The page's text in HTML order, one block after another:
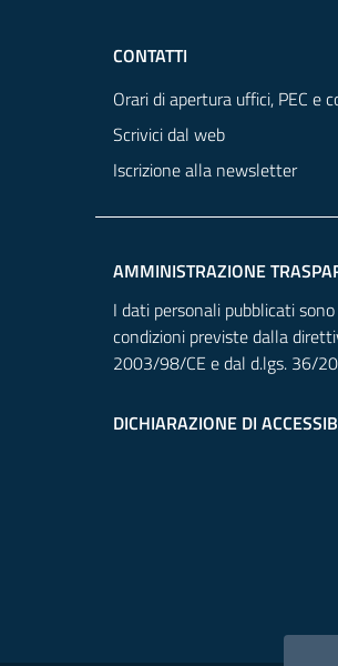
CONTATTI
Orari di apertura uffici, PEC e
Scrivici dal web
Iscrizione alla newsletter
AMMINISTRAZIONE
I dati personali pubblicati
condizioni previste dalla
2003/98/CE e dal d.lgs. 36/
DICHIARAZIONE DI